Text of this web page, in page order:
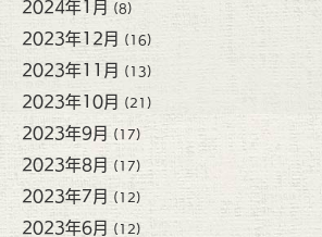
2024年1月 (8)
2023年12月 (16)
2023年11月 (13)
2023年10月 (21)
2023年9月 (17)
2023年8月 (17)
2023年7月 (12)
2023年6月 (12)